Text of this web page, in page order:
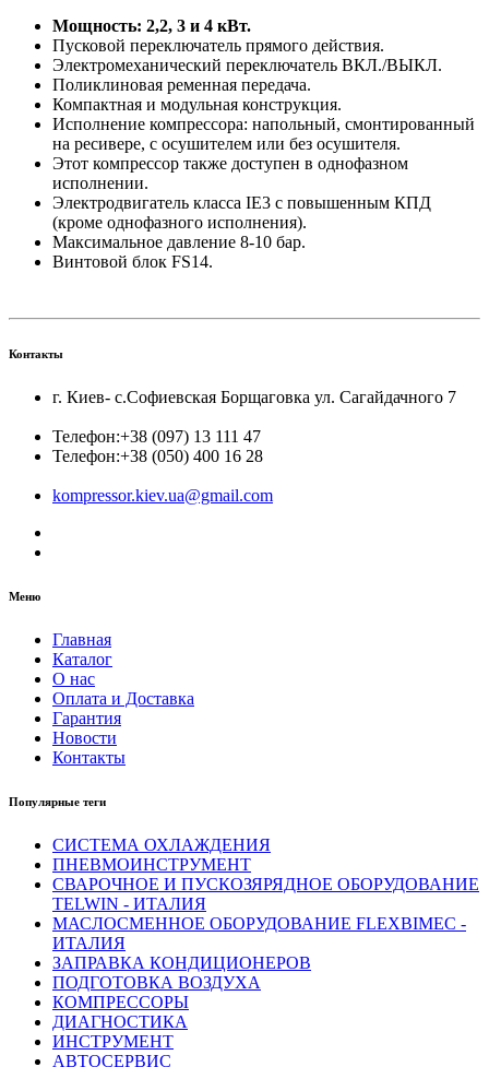
Мощность: 2,2, 3 и 4 кВт.
Пусковой переключатель прямого действия.
Электромеханический переключатель ВКЛ./ВЫКЛ.
Поликлиновая ременная передача.
Компактная и модульная конструкция.
Исполнение компрессора: напольный, смонтированный
на ресивере, с осушителем или без осушителя.
Этот компрессор также доступен в однофазном
исполнении.
Электродвигатель класса IE3 с повышенным КПД
(кроме однофазного исполнения).
Максимальное давление 8-10 бар.
Винтовой блок FS14.
Контакты
г. Киев- с.Софиевская Борщаговка ул. Сагайдачного 7
Телефон:+38 (097) 13 111 47
Телефон:+38 (050) 400 16 28
kompressor.kiev.ua@gmail.com
Меню
Главная
Каталог
О нас
Оплата и Доставка
Гарантия
Новости
Контакты
Популярные теги
СИСТЕМА ОХЛАЖДЕНИЯ
ПНЕВМОИНСТРУМЕНТ
СВАРОЧНОЕ И ПУСКОЗЯРЯДНОЕ ОБОРУДОВАНИЕ
TELWIN - ИТАЛИЯ
МАСЛОСМЕННОЕ ОБОРУДОВАНИЕ FLEXBIMEC -
ИТАЛИЯ
ЗАПРАВКА КОНДИЦИОНЕРОВ
ПОДГОТОВКА ВОЗДУХА
КОМПРЕССОРЫ
ДИАГНОСТИКА
ИНСТРУМЕНТ
АВТОСЕРВИС